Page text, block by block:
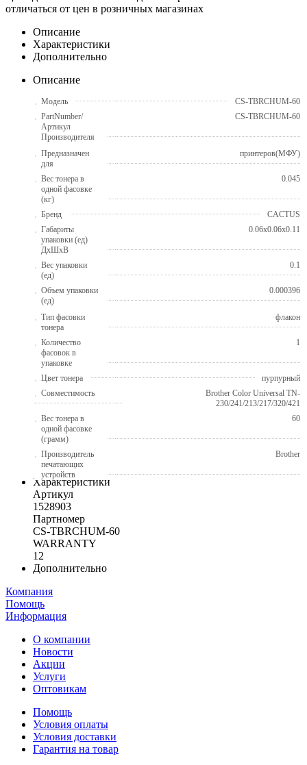
отличаться от цен в розничных магазинах
Описание
Характеристики
Дополнительно
Описание
Модель
CS-TBRCHUM-60
PartNumber/
Артикул
Производителя
CS-TBRCHUM-60
Предназначен
для
принтеров(МФУ)
Вес тонера в
одной фасовке
(кг)
0.045
Бренд
CACTUS
Габариты
упаковки (ед)
ДхШхВ
0.06x0.06x0.11
Вес упаковки
(ед)
0.1
Объем упаковки
(ед)
0.000396
Тип фасовки
тонера
флакон
Количество
фасовок в
упаковке
1
Цвет тонера
пурпурный
Совместимость
Brother Color Universal TN-
230/241/213/217/320/421
Вес тонера в
одной фасовке
(грамм)
60
Производитель
печатающих
устройств
Brother
Характеристики
Артикул
1528903
Партномер
CS-TBRCHUM-60
WARRANTY
12
Дополнительно
Компания
Помощь
Информация
О компании
Новости
Акции
Услуги
Оптовикам
Помощь
Условия оплаты
Условия доставки
Гарантия на товар